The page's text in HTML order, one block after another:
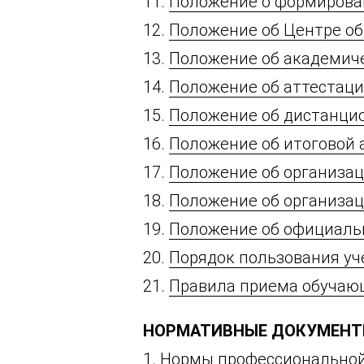
12. Положение об Центре
13. Положение об
14. Положение об
15. Положение об
16. Положение об итоговой
17. Положение об
18. Положение об
19. Положение об
20. Порядок пользования
21. Правила приема
НОРМАТИВНЫЕ
1. Нормы